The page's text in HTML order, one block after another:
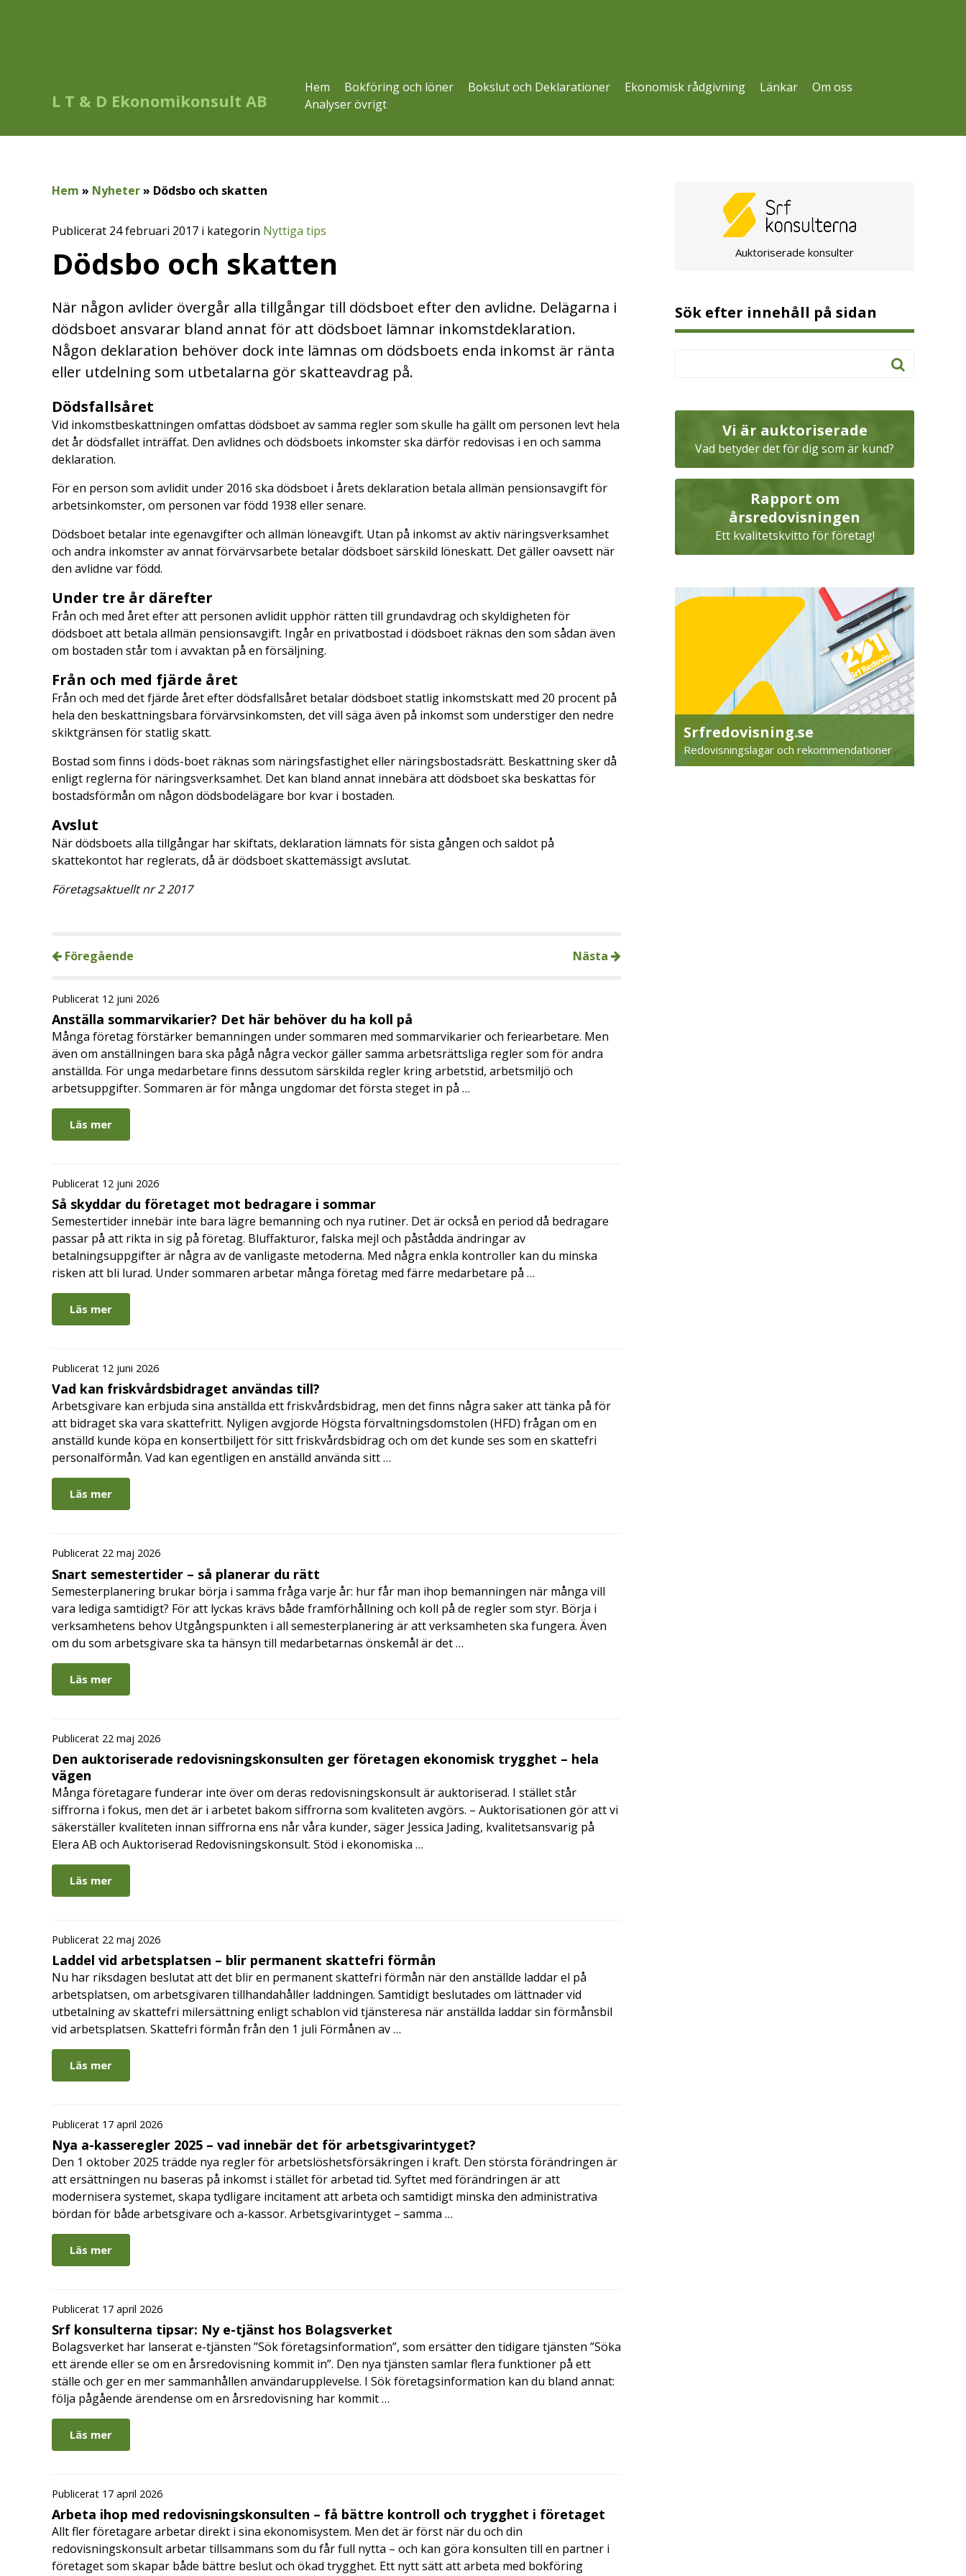
L T & D Ekonomikonsult AB
Hem Bokföring och löner Bokslut och Deklarationer Ekonomisk rådgivning Länkar
Om oss
Analyser övrigt
Hem » Nyheter» Dödsbo och skatten
Publicerat 24 februari 2017 i kategorin Nyttiga tips
Dödsbo och skatten
När någon avlider övergår alla tillgångar till dödsboet efter den avlidne. Delägarna i
dödsboet ansvarar bland annat för att dödsboet lämnar inkomstdeklaration.
Någon deklaration behöver dock inte lämnas om dödsboets enda inkomst är ränta
eller utdelning som utbetalarna gör skatteavdrag på.
Dödsfallsåret
Vid inkomstbeskattningen omfattas dödsboet av samma regler som skulle ha gällt om personen levt hela
det år dödsfallet inträffat. Den avlidnes och dödsboets inkomster ska därför redovisas i en och samma
deklaration.
För en person som avlidit under 2016 ska dödsboet i årets deklaration betala allmän pensionsavgift för
arbetsinkomster, om personen var född 1938 eller senare.
Dödsboet betalar inte egenavgifter och allmän löneavgift. Utan på inkomst av aktiv näringsverksamhet
och andra inkomster av annat förvärvsarbete betalar dödsboet särskild löneskatt. Det gäller oavsett när
den avlidne var född.
Under tre år därefter
Från och med året efter att personen avlidit upphör rätten till grundavdrag och skyldigheten för
dödsboet att betala allmän pensionsavgift. Ingår en privatbostad i dödsboet räknas den som sådan även
om bostaden står tom i avvaktan på en försäljning.
Från och med fjärde året
Från och med det fjärde året efter dödsfallsåret betalar dödsboet statlig inkomstskatt med 20 procent på
hela den beskattningsbara förvärvsinkomsten, det vill säga även på inkomst som understiger den nedre
skiktgränsen för statlig skatt.
Bostad som finns i döds-boet räknas som näringsfastighet eller näringsbostadsrätt. Beskattning sker då
enligt reglerna för näringsverksamhet. Det kan bland annat innebära att dödsboet ska beskattas för
bostadsförmån om någon dödsbodelägare bor kvar i bostaden.
Avslut
När dödsboets alla tillgångar har skiftats, deklaration lämnats för sista gången och saldot på
skattekontot har reglerats, då är dödsboet skattemässigt avslutat.
Företagsaktuellt nr 2 2017
Föregående Nästa
Publicerat 12 juni 2026
Anställa sommarvikarier? Det här behöver du ha koll på
Många företag förstärker bemanningen under sommaren med sommarvikarier och feriearbetare. Men
även om anställningen bara ska pågå några veckor gäller samma arbetsrättsliga regler som för andra
anställda. För unga medarbetare finns dessutom särskilda regler kring arbetstid, arbetsmiljö och
arbetsuppgifter. Sommaren är för många ungdomar det första steget in på …
Läs mer
Publicerat 12 juni 2026
Så skyddar du företaget mot bedragare i sommar
Semestertider innebär inte bara lägre bemanning och nya rutiner. Det är också en period då bedragare
passar på att rikta in sig på företag. Bluffakturor, falska mejl och påstådda ändringar av
betalningsuppgifter är några av de vanligaste metoderna. Med några enkla kontroller kan du minska
risken att bli lurad. Under sommaren arbetar många företag med färre medarbetare på …
Läs mer
Publicerat 12 juni 2026
Vad kan friskvårdsbidraget användas till?
Arbetsgivare kan erbjuda sina anställda ett friskvårdsbidrag, men det finns några saker att tänka på för
att bidraget ska vara skattefritt. Nyligen avgjorde Högsta förvaltningsdomstolen (HFD) frågan om en
anställd kunde köpa en konsertbiljett för sitt friskvårdsbidrag och om det kunde ses som en skattefri
personalförmån. Vad kan egentligen en anställd använda sitt …
Läs mer
Publicerat 22 maj 2026
Snart semestertider – så planerar du rätt
Semesterplanering brukar börja i samma fråga varje år: hur får man ihop bemanningen när många vill
vara lediga samtidigt? För att lyckas krävs både framförhållning och koll på de regler som styr. Börja i
verksamhetens behov Utgångspunkten i all semesterplanering är att verksamheten ska fungera. Även
om du som arbetsgivare ska ta hänsyn till medarbetarnas önskemål är det …
Läs mer
Publicerat 22 maj 2026
Den auktoriserade redovisningskonsulten ger företagen ekonomisk trygghet – hela
vägen
Många företagare funderar inte över om deras redovisningskonsult är auktoriserad. I stället står
siffrorna i fokus, men det är i arbetet bakom siffrorna som kvaliteten avgörs. – Auktorisationen gör att vi
säkerställer kvaliteten innan siffrorna ens når våra kunder, säger Jessica Jading, kvalitetsansvarig på
Elera AB och Auktoriserad Redovisningskonsult. Stöd i ekonomiska …
Läs mer
Publicerat 22 maj 2026
Laddel vid arbetsplatsen – blir permanent skattefri förmån
Nu har riksdagen beslutat att det blir en permanent skattefri förmån när den anställde laddar el på
arbetsplatsen, om arbetsgivaren tillhandahåller laddningen. Samtidigt beslutades om lättnader vid
utbetalning av skattefri milersättning enligt schablon vid tjänsteresa när anställda laddar sin förmånsbil
vid arbetsplatsen. Skattefri förmån från den 1 juli Förmånen av …
Läs mer
Publicerat 17 april 2026
Nya a-kasseregler 2025 – vad innebär det för arbetsgivarintyget?
Den 1 oktober 2025 trädde nya regler för arbetslöshetsförsäkringen i kraft. Den största förändringen är
att ersättningen nu baseras på inkomst i stället för arbetad tid. Syftet med förändringen är att
modernisera systemet, skapa tydligare incitament att arbeta och samtidigt minska den administrativa
bördan för både arbetsgivare och a-kassor. Arbetsgivarintyget – samma …
Läs mer
Publicerat 17 april 2026
Srf konsulterna tipsar: Ny e-tjänst hos Bolagsverket
Bolagsverket har lanserat e-tjänsten ”Sök företagsinformation”, som ersätter den tidigare tjänsten ”Söka
ett ärende eller se om en årsredovisning kommit in”. Den nya tjänsten samlar flera funktioner på ett
ställe och ger en mer sammanhållen användarupplevelse. I Sök företagsinformation kan du bland annat:
följa pågående ärendense om en årsredovisning har kommit …
Läs mer
Publicerat 17 april 2026
Arbeta ihop med redovisningskonsulten – få bättre kontroll och trygghet i företaget
Allt fler företagare arbetar direkt i sina ekonomisystem. Men det är först när du och din
redovisningskonsult arbetar tillsammans som du får full nytta – och kan göra konsulten till en partner i
företaget som skapar både bättre beslut och ökad trygghet. Ett nytt sätt att arbeta med bokföring
Auktoriserade konsulter
Sök efter innehåll på sidan
Vi är auktoriserade
Vad betyder det för dig som är kund?
Rapport om
årsredovisningen
Ett kvalitetskvitto för företag!
Srfredovisning.se
Redovisningslagar och rekommendationer